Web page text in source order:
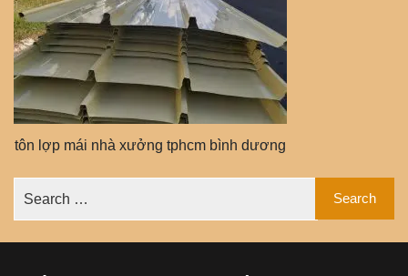
tôn lợp mái nhà xưởng tphcm bình dương